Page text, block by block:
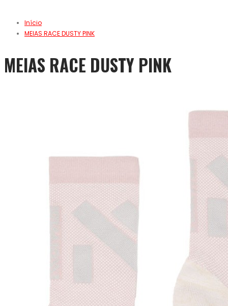
Início
MEIAS RACE DUSTY PINK
MEIAS RACE DUSTY PINK